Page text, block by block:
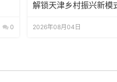
0
解锁天津乡村振兴新模
2026年08月04日